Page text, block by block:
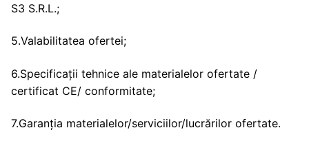
S3 S.R.L.;
5.Valabilitatea ofertei;
6.Specificații tehnice ale materialelor ofertate /
certificat CE/ conformitate;
7.Garanția materialelor/serviciilor/lucrărilor ofertate.